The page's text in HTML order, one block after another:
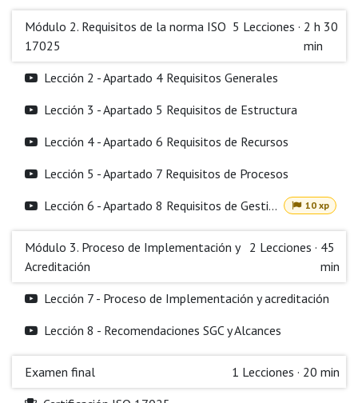
Módulo 2. Requisitos de la norma ISO
17025
5 Lecciones · 2 h 30
min
Lección 2 - Apartado 4 Requisitos Generales
Lección 3 - Apartado 5 Requisitos de Estructura
Lección 4 - Apartado 6 Requisitos de Recursos
Lección 5 - Apartado 7 Requisitos de Procesos
Lección 6 - Apartado 8 Requisitos de Gestión
10 xp
Módulo 3. Proceso de Implementación y
Acreditación
2 Lecciones · 45
min
Lección 7 - Proceso de Implementación y acreditación
Lección 8 - Recomendaciones SGC y Alcances
Examen final 1 Lecciones · 20 min